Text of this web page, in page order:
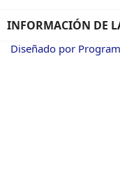
INFORMACIÓN DE
Diseñado por